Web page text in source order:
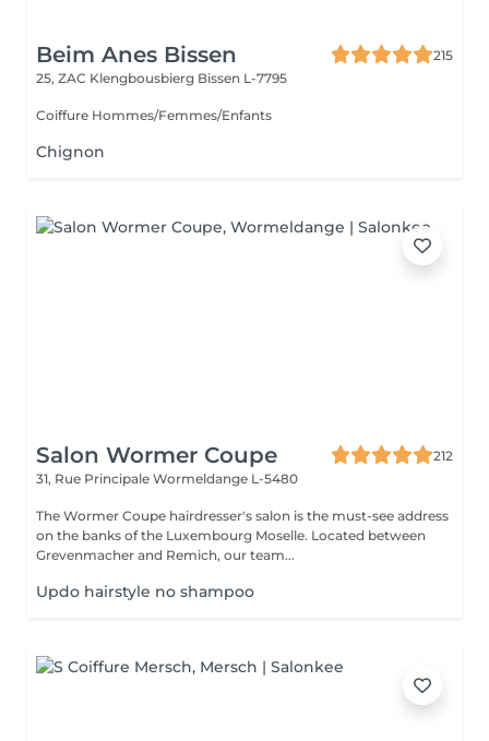
Beim Anes Bissen
215
25, ZAC Klengbousbierg Bissen L-7795
Coiffure Hommes/Femmes/Enfants
Chignon
Salon Wormer Coupe
212
31, Rue Principale Wormeldange L-5480
The Wormer Coupe hairdresser's salon is the must-see address
on the banks of the Luxembourg Moselle. Located between
Grevenmacher and Remich, our team...
Updo hairstyle no shampoo